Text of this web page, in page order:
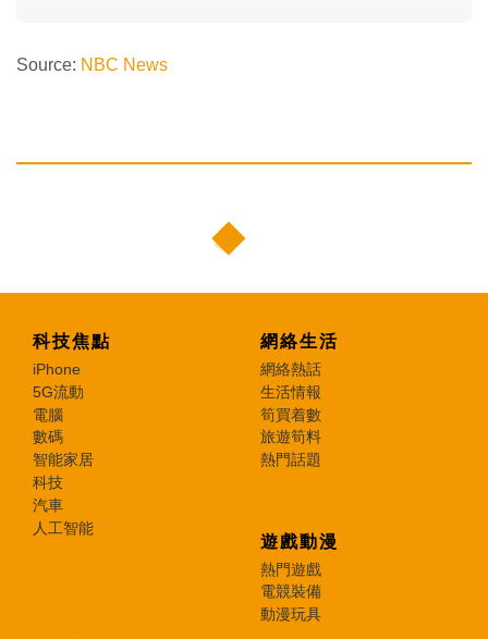
Source: NBC News
科技焦點
iPhone
5G流動
電腦
數碼
智能家居
科技
汽車
人工智能
網絡生活
網絡熱話
生活情報
筍買着數
旅遊筍料
熱門話題
遊戲動漫
熱門遊戲
電競裝備
動漫玩具